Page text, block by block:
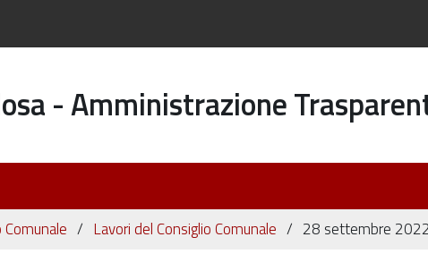
- Amministrazione
Comunale Lavori del Consiglio Comunale 28 settembre